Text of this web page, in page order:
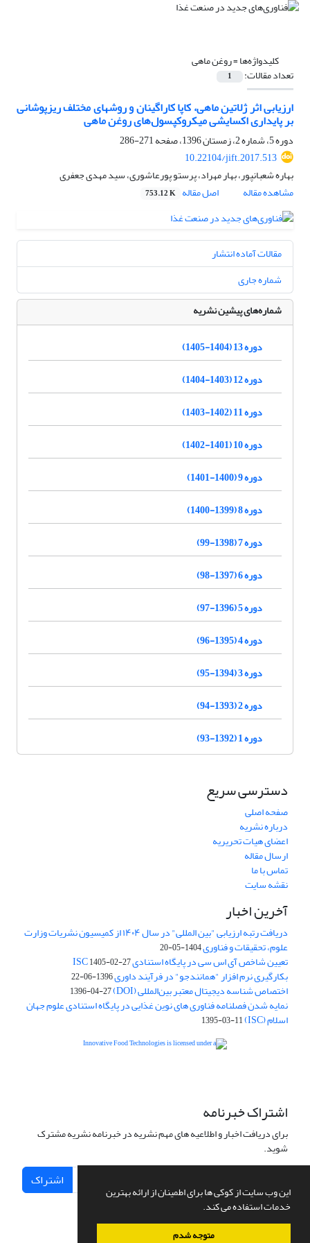
این وب سایت از کوکی ها برای اطمینان از ارائه بهترین
خدمات استفاده می کند.
متوجه شدم
کلیدواژه‌ها =روغن ماهی
تعداد مقالات: 1
ارزیابی اثر ژلاتین ماهی، کاپا کاراگینان و روشهای مختلف ریزپوشانی
بر پایداری اکسایشی میکروکپسول‌های روغن ماهی
دوره 5، شماره 2، زمستان 1396، صفحه
271-286
10.22104/jift.2017.513
بهاره شعبانپور، بهار مهراد، پرستو پورعاشوری، سید مهدی جعفری
مشاهده مقاله
اصل مقاله 753.12 K
مقالات آماده انتشار
شماره جاری
شماره‌های پیشین نشریه
دوره 13 (1404-1405)
دوره 12 (1403-1404)
دوره 11 (1402-1403)
دوره 10 (1401-1402)
دوره 9 (1400-1401)
دوره 8 (1399-1400)
دوره 7 (1398-99)
دوره 6 (1397-98)
دوره 5 (1396-97)
دوره 4 (1395-96)
دوره 3 (1394-95)
دوره 2 (1393-94)
دوره 1 (1392-93)
دسترسی سریع
صفحه اصلی
درباره نشریه
اعضای هیات تحریریه
ارسال مقاله
تماس با ما
نقشه سایت
آخرین اخبار
دریافت رتبه ارزیابی "بین المللی" در سال ۱۴۰۴ از کمیسیون نشریات وزارت
علوم، تحقیقات و فناوری1404-05-20
تعیین شاخص آی اس سی در پایگاه استنادی ISC1405-02-27
بکارگیری نرم افزار "همانندجو" در فرآیند داوری1396-06-22
اختصاص شناسه دیجیتال معتبر بین‌المللی (DOI) 1396-04-27
نمایه شدن فصلنامه فناوری های نوین غذایی در پایگاه استنادی علوم جهان
اسلام (ISC) 1395-03-11
اشتراک خبرنامه
برای دریافت اخبار و اطلاعیه های مهم نشریه در خبرنامه نشریه مشترک
شوید.
اشتراک